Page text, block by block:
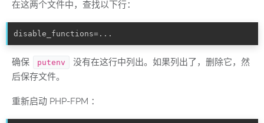
在这两个文件中，查找以下行：
disable_functions=...
确保 putenv
没有在这行中列出。如果列出了，删除它，然
后保存文件。
重新启动 PHP-FPM ：